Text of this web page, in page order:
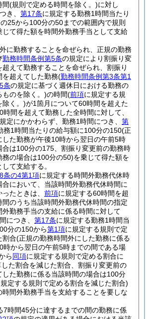
間(規則で定める時間を除く。)に対し
き、 第17条に規定する勤務1時間当たり
25から100分の50までの範囲内で規則
じて得た額を時間外勤務手当として支給
に勤務することを命ぜられ、正規の勤務
勤務時間条例第5条の規定により割振り変
えて勤務することを命ぜられ、割振り
超えてした勤務(勤務時間条例第3条第1
条の規定に基づく週休日における勤務の
ものを除く。)の時間(前項に規定する規
除く。)が1箇月について60時間を超えた
間を超えて勤務した全時間に対して、
定にかかわらず、勤務1時間につき、 第
務1時間当たりの給与額に100分の150(正
した勤務が午後10時から翌日の午前5時
合は100分の175、割振り変更前の勤務時
務の場合は100分の50)を乗じて得た額を
て支給する。
条の4第1項に規定する時間外勤務代休時
合において、当該時間外勤務代休時間に
たときは、 前項に規定する60時間を超
間のうち当該時間外勤務代休時間の指定
外勤務手当の支給に係る時間に対して
につき、 第17条に規定する勤務1時間当
分の150から第1項に規定する規則で定
割合(正規の勤務時間外にした勤務に係る
時から翌日の午前5時までの間である場
ら同項に規定する規則で定める割合に
た割合を減じた割合、割振り変更前の
した勤務に係る当該時間の場合は100分
定する規則で定める割合を減じた割合)
時間外勤務手当を支給することを要しな
7時間45分に達するまでの間の勤務に係